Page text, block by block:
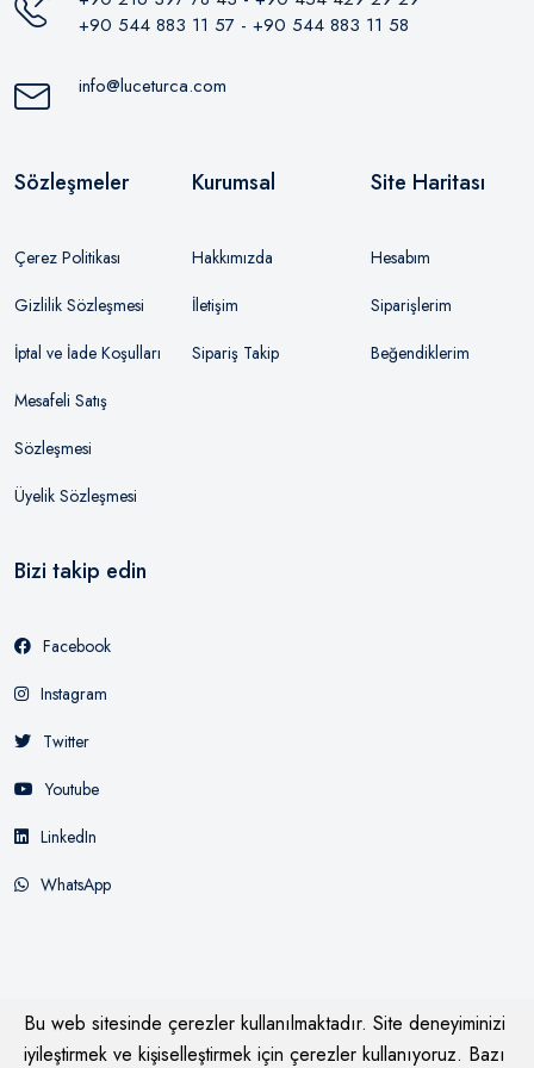
+90 544 883 11 57 - +90 544 883 11 58
info@luceturca.com
Sözleşmeler
Çerez Politikası
Gizlilik Sözleşmesi
İptal ve İade Koşulları
Mesafeli Satış
Sözleşmesi
Üyelik Sözleşmesi
Kurumsal
Hakkımızda
İletişim
Sipariş Takip
Site Haritası
Hesabım
Siparişlerim
Beğendiklerim
Bizi takip edin
Facebook
Instagram
Twitter
Youtube
LinkedIn
WhatsApp
© 2026LUCETURCA Dekoratif, Lineer, Aplik, Endüstriyel
Bu web sitesinde çerezler kullanılmaktadır. Site deneyiminizi
iyileştirmek ve kişiselleştirmek için çerezler kullanıyoruz. Bazı